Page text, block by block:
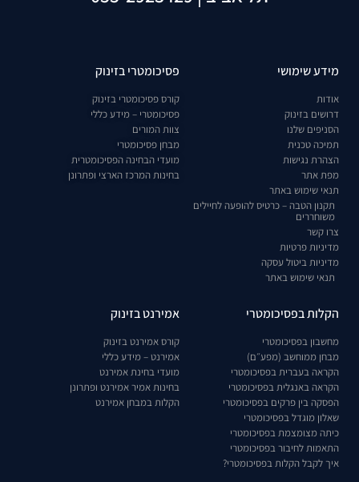
מידע שימושי
אודות
דרושים בזינוק
הסניפים שלנו
תמיכה טכנית
הצהרת נגישות
מפת אתר
תנאי שימוש באתר
תקנון הטבה – כרטיס להופעה לחיילים
משוחררים
צרו קשר
מדיניות פרטיות
מדיניות ביטול עסקה
תנאי שימוש באתר
פסיכומטרי בזינוק
קורס פסיכומטרי בזינוק
פסיכומטרי – מידע כללי
צוות המורים
מבחן פסיכומטרי
מועדי הבחינה הפסיכומטרית
בחינות המרכז הארצי ופתרונן
הקלות בפסיכומטרי
מחשבון בפסיכומטרי
מבחן ממוחשב (מפע״ם)
הקראה בעברית בפסיכומטרי
הקראה באנגלית בפסיכומטרי
הפסקה בין פרקים בפסיכומטרי
שאלון מוגדל בפסיכומטרי
כיתה מצומצמת בפסיכומטרי
התאמות לחיבור בפסיכומטרי
איך לקבל הקלות בפסיכומטרי?
אמירנט בזינוק
קורס אמירנט בזינוק
אמירנט – מידע כללי
מועדי בחינת אמירנט
בחינות אמיר אמירנט ופתרונן
הקלות במבחן אמירנט